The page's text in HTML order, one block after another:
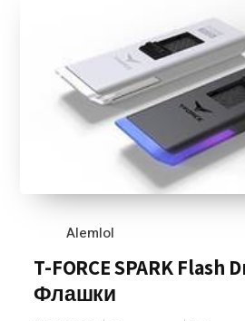
Alemlol
T-FORCE SPARK Flash
Флашки